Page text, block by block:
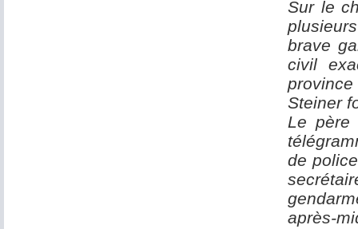
Sur le
brave
civil
Steiner
Le père
de
après-